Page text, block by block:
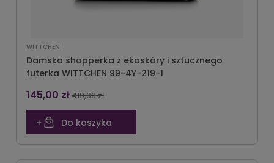
WITTCHEN
Damska shopperka z ekoskóry i sztucznego
futerka WITTCHEN 99-4Y-219-1
145,00 zł419,00 zł
Do koszyka